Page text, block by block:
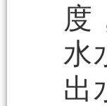
度
水
出